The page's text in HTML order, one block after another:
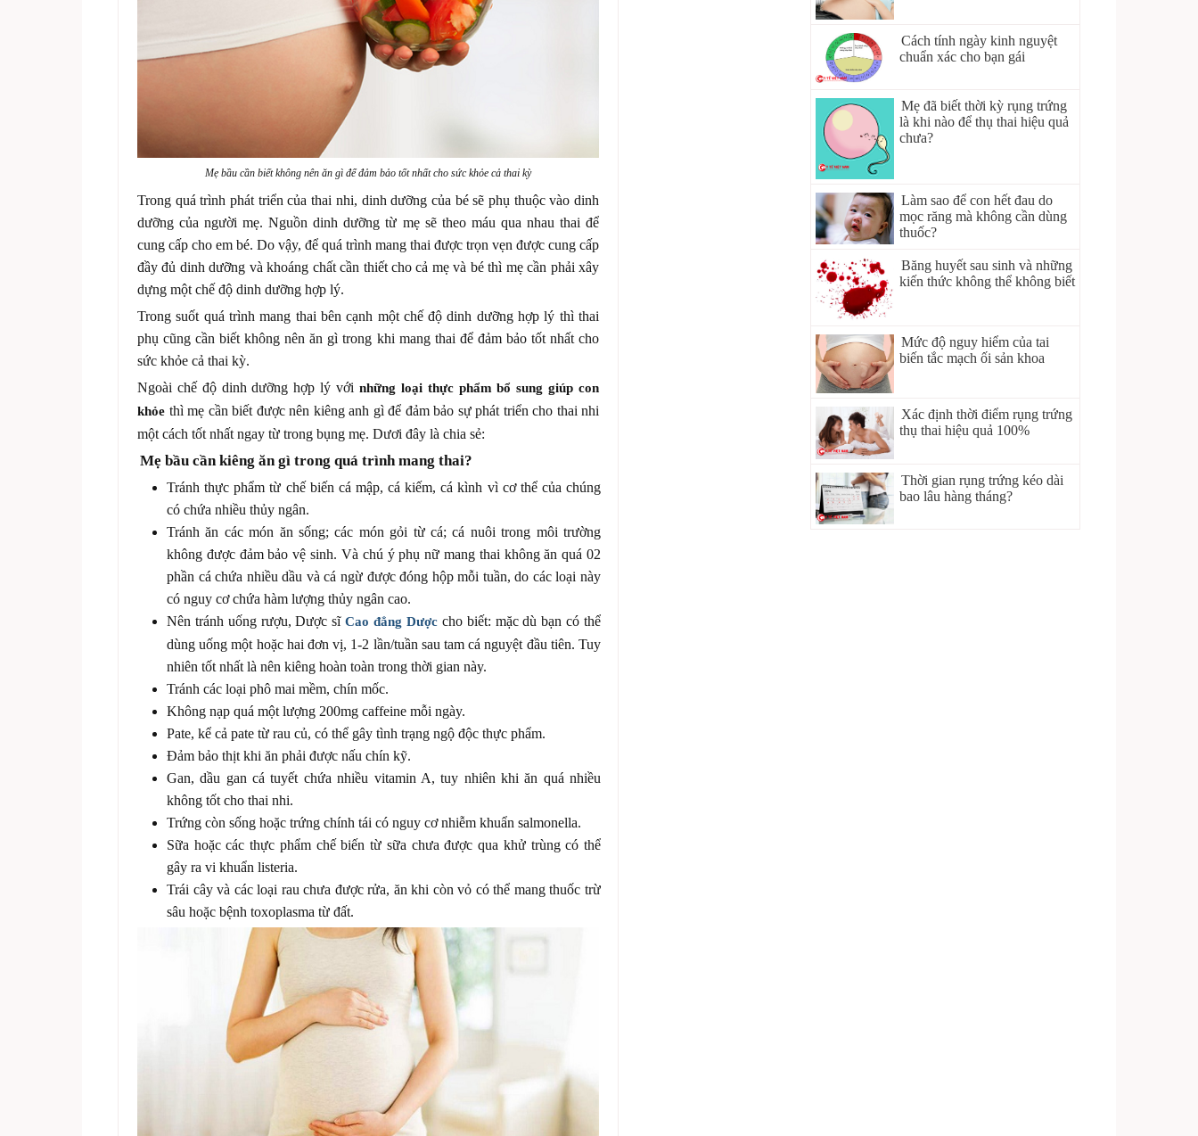
Mẹ bầu cần biết không nên ăn gì để đảm bảo tốt nhất cho sức khỏe cả thai kỳ
Trong quá trình phát triển của thai nhi, dinh dưỡng của bé sẽ phụ thuộc vào dinh
dưỡng của người mẹ. Nguồn dinh dưỡng từ mẹ sẽ theo máu qua nhau thai để
cung cấp cho em bé. Do vậy, để quá trình mang thai được trọn vẹn được cung cấp
đầy đủ dinh dưỡng và khoáng chất cần thiết cho cả mẹ và bé thì mẹ cần phải xây
dựng một chế độ dinh dưỡng hợp lý.
Trong suốt quá trình mang thai bên cạnh một chế độ dinh dưỡng hợp lý thì thai
phụ cũng cần biết không nên ăn gì trong khi mang thai để đảm bảo tốt nhất cho
sức khỏe cả thai kỳ.
Ngoài chế độ dinh dưỡng hợp lý với những loại thực phẩm bổ sung giúp con
khỏe thì mẹ cần biết được nên kiêng anh gì để đảm bảo sự phát triển cho thai nhi
một cách tốt nhất ngay từ trong bụng mẹ. Dươi đây là chia sẻ:
Mẹ bầu cần kiêng ăn gì trong quá trình mang thai?
Tránh thực phẩm từ chế biến cá mập, cá kiếm, cá kình vì cơ thể của chúng
có chứa nhiều thủy ngân.
Tránh ăn các món ăn sống; các món gỏi từ cá; cá nuôi trong môi trường
không được đảm bảo vệ sinh. Và chú ý phụ nữ mang thai không ăn quá 02
phần cá chứa nhiều dầu và cá ngừ được đóng hộp mỗi tuần, do các loại này
có nguy cơ chứa hàm lượng thủy ngân cao.
Nên tránh uống rượu, Dược sĩCao đẳng Dượccho biết: mặc dù bạn có thể
dùng uống một hoặc hai đơn vị, 1-2 lần/tuần sau tam cá nguyệt đầu tiên. Tuy
nhiên tốt nhất là nên kiêng hoàn toàn trong thời gian này.
Tránh các loại phô mai mềm, chín mốc.
Không nạp quá một lượng 200mg caffeine mỗi ngày.
Pate, kể cả pate từ rau củ, có thể gây tình trạng ngộ độc thực phẩm.
Đảm bảo thịt khi ăn phải được nấu chín kỹ.
Gan, dầu gan cá tuyết chứa nhiều vitamin A, tuy nhiên khi ăn quá nhiều
không tốt cho thai nhi.
Trứng còn sống hoặc trứng chính tái có nguy cơ nhiễm khuẩn salmonella.
Sữa hoặc các thực phẩm chế biến từ sữa chưa được qua khử trùng có thể
gây ra vi khuẩn listeria.
Trái cây và các loại rau chưa được rửa, ăn khi còn vỏ có thể mang thuốc trừ
sâu hoặc bệnh toxoplasma từ đất.
Cách tính ngày kinh nguyệt
chuẩn xác cho bạn gái
Mẹ đã biết thời kỳ rụng trứng
là khi nào để thụ thai hiệu quả
chưa?
Làm sao để con hết đau do
mọc răng mà không cần dùng
thuốc?
Băng huyết sau sinh và những
kiến thức không thể không biết
Mức độ nguy hiểm của tai
biến tắc mạch ối sản khoa
Xác định thời điểm rụng trứng
thụ thai hiệu quả 100%
Thời gian rụng trứng kéo dài
bao lâu hàng tháng?